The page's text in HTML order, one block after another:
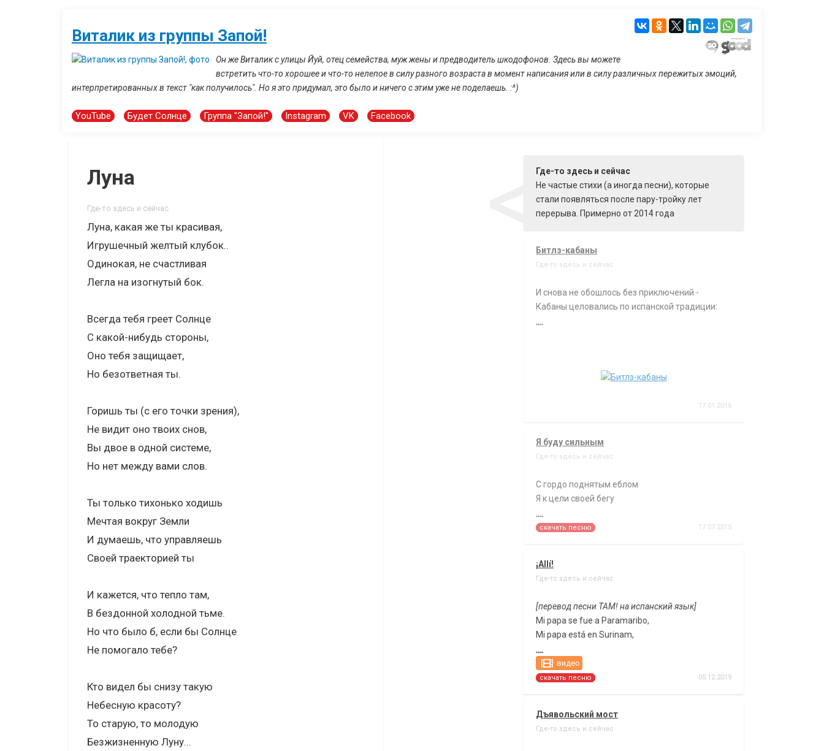
Виталик из группы Запой!
Он же Виталик с улицы Йуй, отец семейства, муж жены и предводитель шкодофонов. Здесь вы можете
встретить что-то хорошее и что-то нелепое в силу разного возраста в момент написания или в силу различных пережитых эмоций,
интерпретированных в текст "как получилось". Но я это придумал, это было и ничего с этим уже не поделаешь. :^)
YouTube Будет Солнце Группа "Запой!" Instagram VK Facebook
Луна
Где-то здесь и сейчас
Луна, какая же ты красивая,
Игрушечный желтый клубок..
Одинокая, не счастливая
Легла на изогнутый бок.
Всегда тебя греет Солнце
С какой-нибудь стороны,
Оно тебя защищает,
Но безответная ты.
Горишь ты (с его точки зрения),
Не видит оно твоих снов,
Вы двое в одной системе,
Но нет между вами слов.
Ты только тихонько ходишь
Мечтая вокруг Земли
И думаешь, что управляешь
Своей траекторией ты
И кажется, что тепло там,
В бездонной холодной тьме.
Но что было б, если бы Солнце
Не помогало тебе?
Кто видел бы снизу такую
Небесную красоту?
То старую, то молодую
Безжизненную Луну...
Где-то здесь и сейчас
Не частые стихи (а иногда песни), которые
стали появляться после пару-тройку лет
перерыва. Примерно от 2014 года
Битлз-кабаны
Где-то здесь и сейчас
И снова не обошлось без приключений -
Кабаны целовались по испанской традиции:
17.01.2016
Я буду сильным
Где-то здесь и сейчас
С гордо поднятым еблом
Я к цели своей бегу
скачать песню 17.07.2015
¡Allí!
Где-то здесь и сейчас
[перевод песни ТАМ! на испанский язык]
Mi papa se fue a Paramaribo,
Mi papa está en Surinam,
видео
скачать песню 05.12.2019
Дъявольский мост
Где-то здесь и сейчас